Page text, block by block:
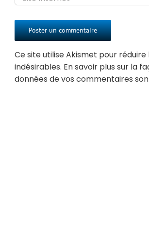
Ce site utilise Akismet pour réduire
indésirables. En savoir plus sur la
données de vos commentaires